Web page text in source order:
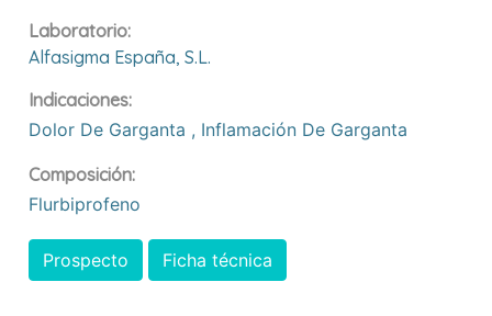
Laboratorio:
Alfasigma España, S.l.
Indicaciones:
Dolor De Garganta , Inflamación De Garganta
Composición:
Flurbiprofeno
Prospecto Ficha técnica